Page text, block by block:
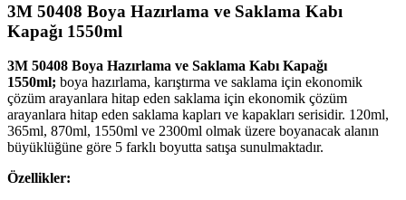
3M 50408 Boya Hazırlama ve Saklama Kabı
Kapağı 1550ml
3M 50408 Boya Hazırlama ve Saklama Kabı Kapağı
1550ml; boya hazırlama, karıştırma ve saklama için ekonomik
çözüm arayanlara hitap eden saklama için ekonomik çözüm
arayanlara hitap eden saklama kapları ve kapakları serisidir. 120ml,
365ml, 870ml, 1550ml ve 2300ml olmak üzere boyanacak alanın
büyüklüğüne göre 5 farklı boyutta satışa sunulmaktadır.
Özellikler: